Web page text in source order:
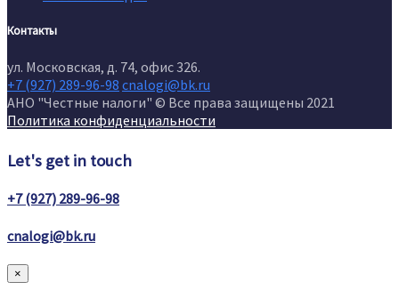
Контакты
ул. Московская, д. 74, офис 326.
+7 (927) 289-96-98 cnalogi@bk.ru
АНО "Честные налоги" © Все права защищены 2021
Политика конфиденциальности
Let's get in touch
+7 (927) 289-96-98
cnalogi@bk.ru
×